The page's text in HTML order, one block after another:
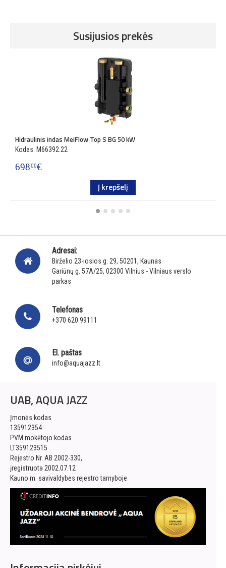
Susijusios prekės
Hidraulinis indas MeiFlow Top S BG 50 kW
Kodas: M66392.22
69800€
Į krepšelį
Adresai:
Birželio 23-iosios g. 29, 50201, Kaunas
Gariūnų g. 57A/25, 02300 Vilnius - Vilniaus verslo
parkas
Telefonas
+370 620 99111
El. paštas
info@aquajazz.lt
UAB, AQUA JAZZ
Įmonės kodas
135912354
PVM mokėtojo kodas
LT359123515
Rejestro Nr. AB 2002-330,
įregistruota 2002.07.12
Kauno m. savivaldybės rejestro tarnyboje